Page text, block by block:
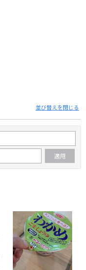
並び替えを閉じる